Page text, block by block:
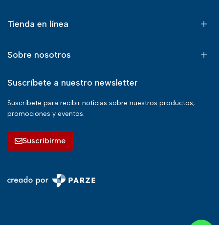
Tienda en línea
Sobre nosotros
Suscríbete a nuestro newsletter
Suscríbete para recibir noticias sobre nuestros productos,
promociones y eventos.
Suscribirme